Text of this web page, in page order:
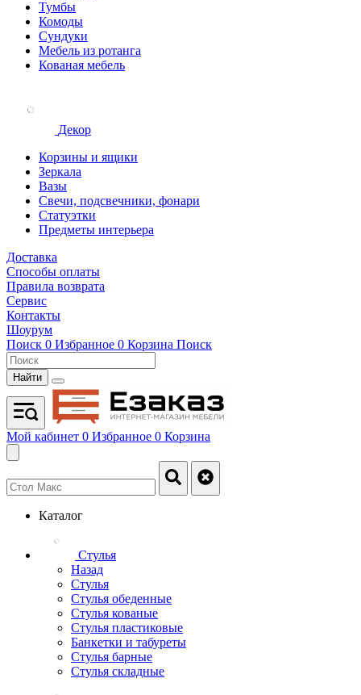
Тумбы
Комоды
Сундуки
Мебель из ротанга
Кованая мебель
Декор
Корзины и ящики
Зеркала
Вазы
Свечи, подсвечники, фонари
Статуэтки
Предметы интерьера
Доставка
Способы оплаты
Правила возврата
Сервис
Контакты
Шоурум
Поиск 0 Избранное 0 Корзина Поиск
Найти
Мой кабинет 0 Избранное 0 Корзина
Каталог
Стулья
Назад
Стулья
Стулья обеденные
Стулья кованые
Стулья пластиковые
Банкетки и табуреты
Стулья барные
Стулья складные